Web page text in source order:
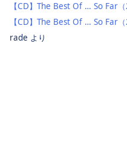
【CD】The Best Of … So Far
【CD】The Best Of … So Far
rade より